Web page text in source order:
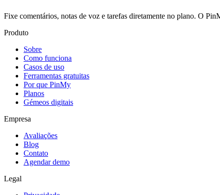
Fixe comentários, notas de voz e tarefas diretamente no plano. O
Produto
Sobre
Como funciona
Casos de uso
Ferramentas gratuitas
Por que PinMy
Planos
Gémeos digitais
Empresa
Avaliações
Blog
Contato
Agendar demo
Legal